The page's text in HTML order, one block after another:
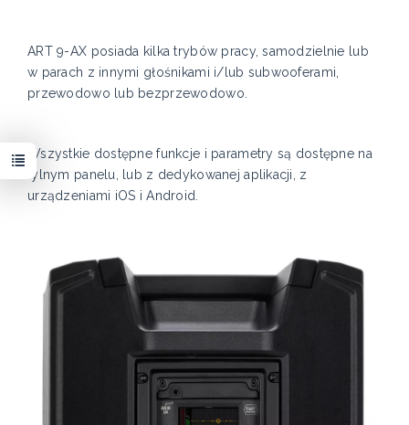
ART 9-AX posiada kilka trybów pracy, samodzielnie lub
w parach z innymi głośnikami i/lub subwooferami,
przewodowo lub bezprzewodowo.
Wszystkie dostępne funkcje i parametry są dostępne na
tylnym panelu, lub z dedykowanej aplikacji, z
urządzeniami iOS i Android.